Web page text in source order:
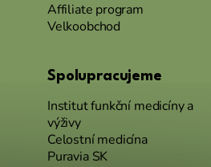
Affiliate program
Velkoobchod
Spolupracujeme
Institut funkční medicíny a
výživy
Celostní medicína
Puravia SK